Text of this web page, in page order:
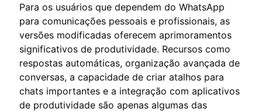
Para os usuários que dependem do WhatsApp
para comunicações pessoais e profissionais, as
versões modificadas oferecem aprimoramentos
significativos de produtividade. Recursos como
respostas automáticas, organização avançada de
conversas, a capacidade de criar atalhos para
chats importantes e a integração com aplicativos
de produtividade são apenas algumas das